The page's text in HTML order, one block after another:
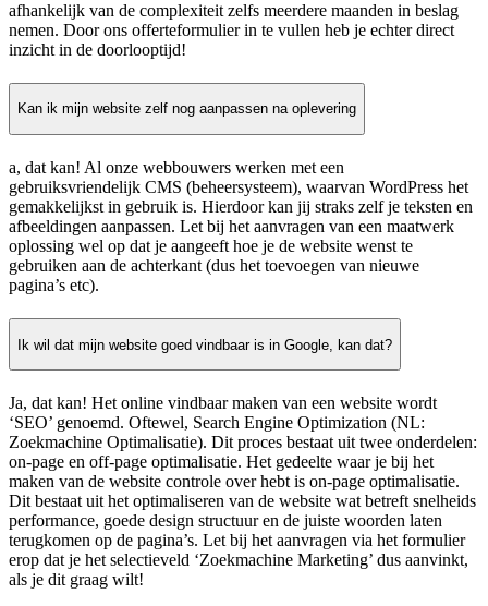
afhankelijk van de complexiteit zelfs meerdere maanden in beslag
nemen. Door ons offerteformulier in te vullen heb je echter direct
inzicht in de doorlooptijd!
Kan ik mijn website zelf nog aanpassen na oplevering
a, dat kan! Al onze webbouwers werken met een
gebruiksvriendelijk CMS (beheersysteem), waarvan WordPress het
gemakkelijkst in gebruik is. Hierdoor kan jij straks zelf je teksten en
afbeeldingen aanpassen. Let bij het aanvragen van een maatwerk
oplossing wel op dat je aangeeft hoe je de website wenst te
gebruiken aan de achterkant (dus het toevoegen van nieuwe
pagina’s etc).
Ik wil dat mijn website goed vindbaar is in Google, kan dat?
Ja, dat kan! Het online vindbaar maken van een website wordt
‘SEO’ genoemd. Oftewel, Search Engine Optimization (NL:
Zoekmachine Optimalisatie). Dit proces bestaat uit twee onderdelen:
on-page en off-page optimalisatie. Het gedeelte waar je bij het
maken van de website controle over hebt is on-page optimalisatie.
Dit bestaat uit het optimaliseren van de website wat betreft snelheids
performance, goede design structuur en de juiste woorden laten
terugkomen op de pagina’s. Let bij het aanvragen via het formulier
erop dat je het selectieveld ‘Zoekmachine Marketing’ dus aanvinkt,
als je dit graag wilt!